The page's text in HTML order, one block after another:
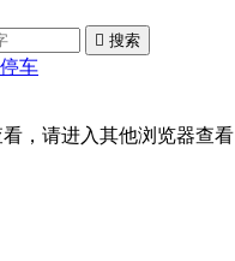
 搜索
车
，请进入其他浏览器查看